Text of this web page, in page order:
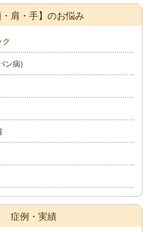
・肩・手】のお悩み
ン病)
症例・実績